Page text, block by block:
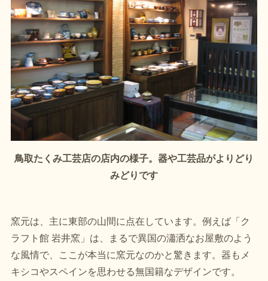
鳥取たくみ工芸店の店内の様子。器や工芸品がよりどり
みどりです
窯元は、主に東部の山間に点在しています。例えば「ク
ラフト館 岩井窯」は、まるで異国の瀟洒なお屋敷のよう
な風情で、ここが本当に窯元なのかと驚きます。器もメ
キシコやスペインを思わせる無国籍なデザインです。